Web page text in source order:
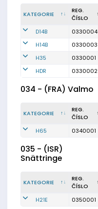
KATEGORIE
REG.
ČÍSLO
D14B 0330004
H14B
0330003
H35
0330001
HDR
0330002
034 - (FRA) Valmo
KATEGORIE
REG.
ČÍSLO
H65 0340001
035 - (ISR)
Snättringe
KATEGORIE
REG.
ČÍSLO
H21E 0350001